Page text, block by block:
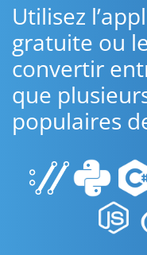
Utilisez
gratuite ou
convertir
que
populaires